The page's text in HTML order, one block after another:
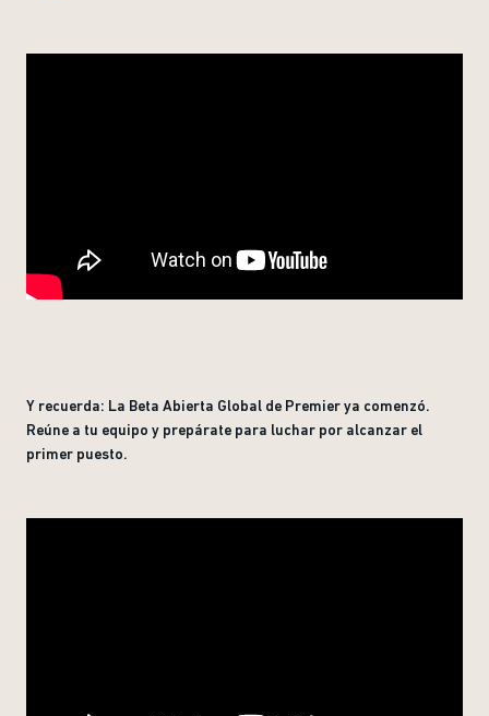
Y recuerda: La Beta Abierta Global de Premier ya comenzó.
Reúne a tu equipo y prepárate para luchar por alcanzar el
primer puesto.